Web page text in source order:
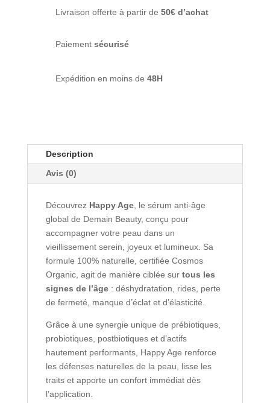
Livraison offerte à partir de 50€ d’achat
Paiement sécurisé
Expédition en moins de 48H
Description
Avis (0)
Découvrez Happy Age, le sérum anti-âge
global de Demain Beauty, conçu pour
accompagner votre peau dans un
vieillissement serein, joyeux et lumineux. Sa
formule 100% naturelle, certifiée Cosmos
Organic, agit de manière ciblée sur tous les
signes de l’âge: déshydratation, rides, perte
de fermeté, manque d’éclat et d’élasticité.
Grâce à une synergie unique de prébiotiques,
probiotiques, postbiotiques et d’actifs
hautement performants, Happy Age renforce
les défenses naturelles de la peau, lisse les
traits et apporte un confort immédiat dès
l’application.